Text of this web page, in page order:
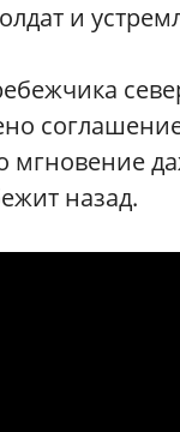
и
мгновение
назад.